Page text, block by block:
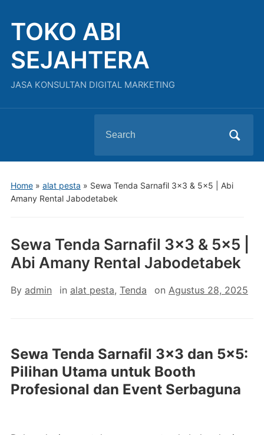
TOKO ABI
SEJAHTERA
JASA KONSULTAN DIGITAL MARKETING
for:
Home» alat pesta » Sewa Tenda Sarnafil 3×3 & 5×5 | Abi
Amany Rental Jabodetabek
Sewa Tenda Sarnafil 3×3 & 5×5 |
Abi Amany Rental Jabodetabek
By admin in alat pesta, Tenda on Agustus 28, 2025
Sewa Tenda Sarnafil 3×3 dan 5×5:
Pilihan Utama untuk Booth
Profesional dan Event Serbaguna